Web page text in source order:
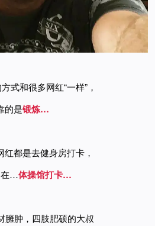
式和很多网红“一样”，
的是锻炼…
红都是去健身房打卡，
在…体操馆打卡…
肿，四肢肥硕的大叔